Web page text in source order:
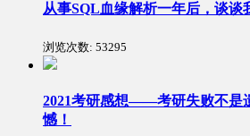
从事SQL血缘解析一年后，谈谈
浏览次数: 53295
2021考研感想——考研失败不是
憾！